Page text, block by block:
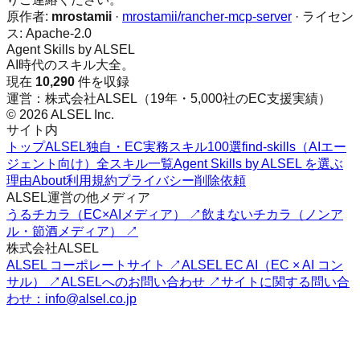
原作者: mrostamii · mrostamii/rancher-mcp-server · ライセン
ス: Apache-2.0
Agent Skills by ALSEL
AI時代のスキル大全。
現在 10,290 件を収録
運営：株式会社ALSEL（19年・5,000社のEC支援実績）
© 2026 ALSEL Inc.
サイト内
トップALSEL独自・EC実務スキル100選find-skills（AIエー
ジェント向け） 全スキル一覧Agent Skills by ALSEL を選ぶ
理由About利用規約プライバシー削除依頼
ALSEL運営の他メディア
うるチカラ（EC×AIメディア） ↗飲まないチカラ（ノンア
ル・節酒メディア） ↗
株式会社ALSEL
ALSEL コーポレートサイト ↗ALSEL EC AI（EC × AI コン
サル） ↗ALSELへのお問い合わせ ↗サイトに関する問い合
わせ：info@alsel.co.jp